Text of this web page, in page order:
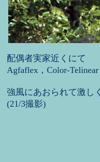
配偶者実家近くにて
Agfaflex，Color-
強風にあおられて激し
(21/3撮影)